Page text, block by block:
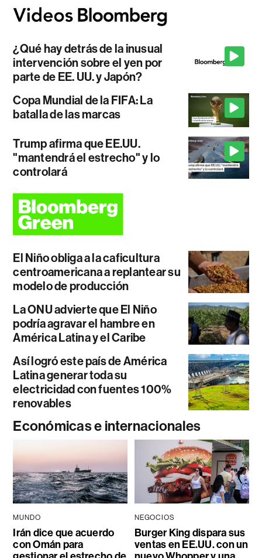
¿Qué hay detrás de la inusual
intervención sobre el yen por
parte de EE. UU. y Japón?
Copa Mundial de la FIFA: La
batalla de las marcas
Trump afirma que EE.UU.
"mantendrá el estrecho" y lo
controlará
El Niño obliga a la caficultura
centroamericana a replantear su
modelo de producción
La ONU advierte que El Niño
podría agravar el hambre en
América Latina y el Caribe
Así logró este país de América
Latina generar toda su
electricidad con fuentes 100%
renovables
Económicas e internacionales
MUNDO
Irán dice que acuerdo
con Omán para
NEGOCIOS
Burger King dispara sus
ventas en EE.UU. con un